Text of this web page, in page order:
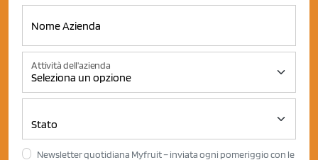
Attività dell'azienda
Newsletter quotidiana Myfruit – inviata ogni pomeriggio con le